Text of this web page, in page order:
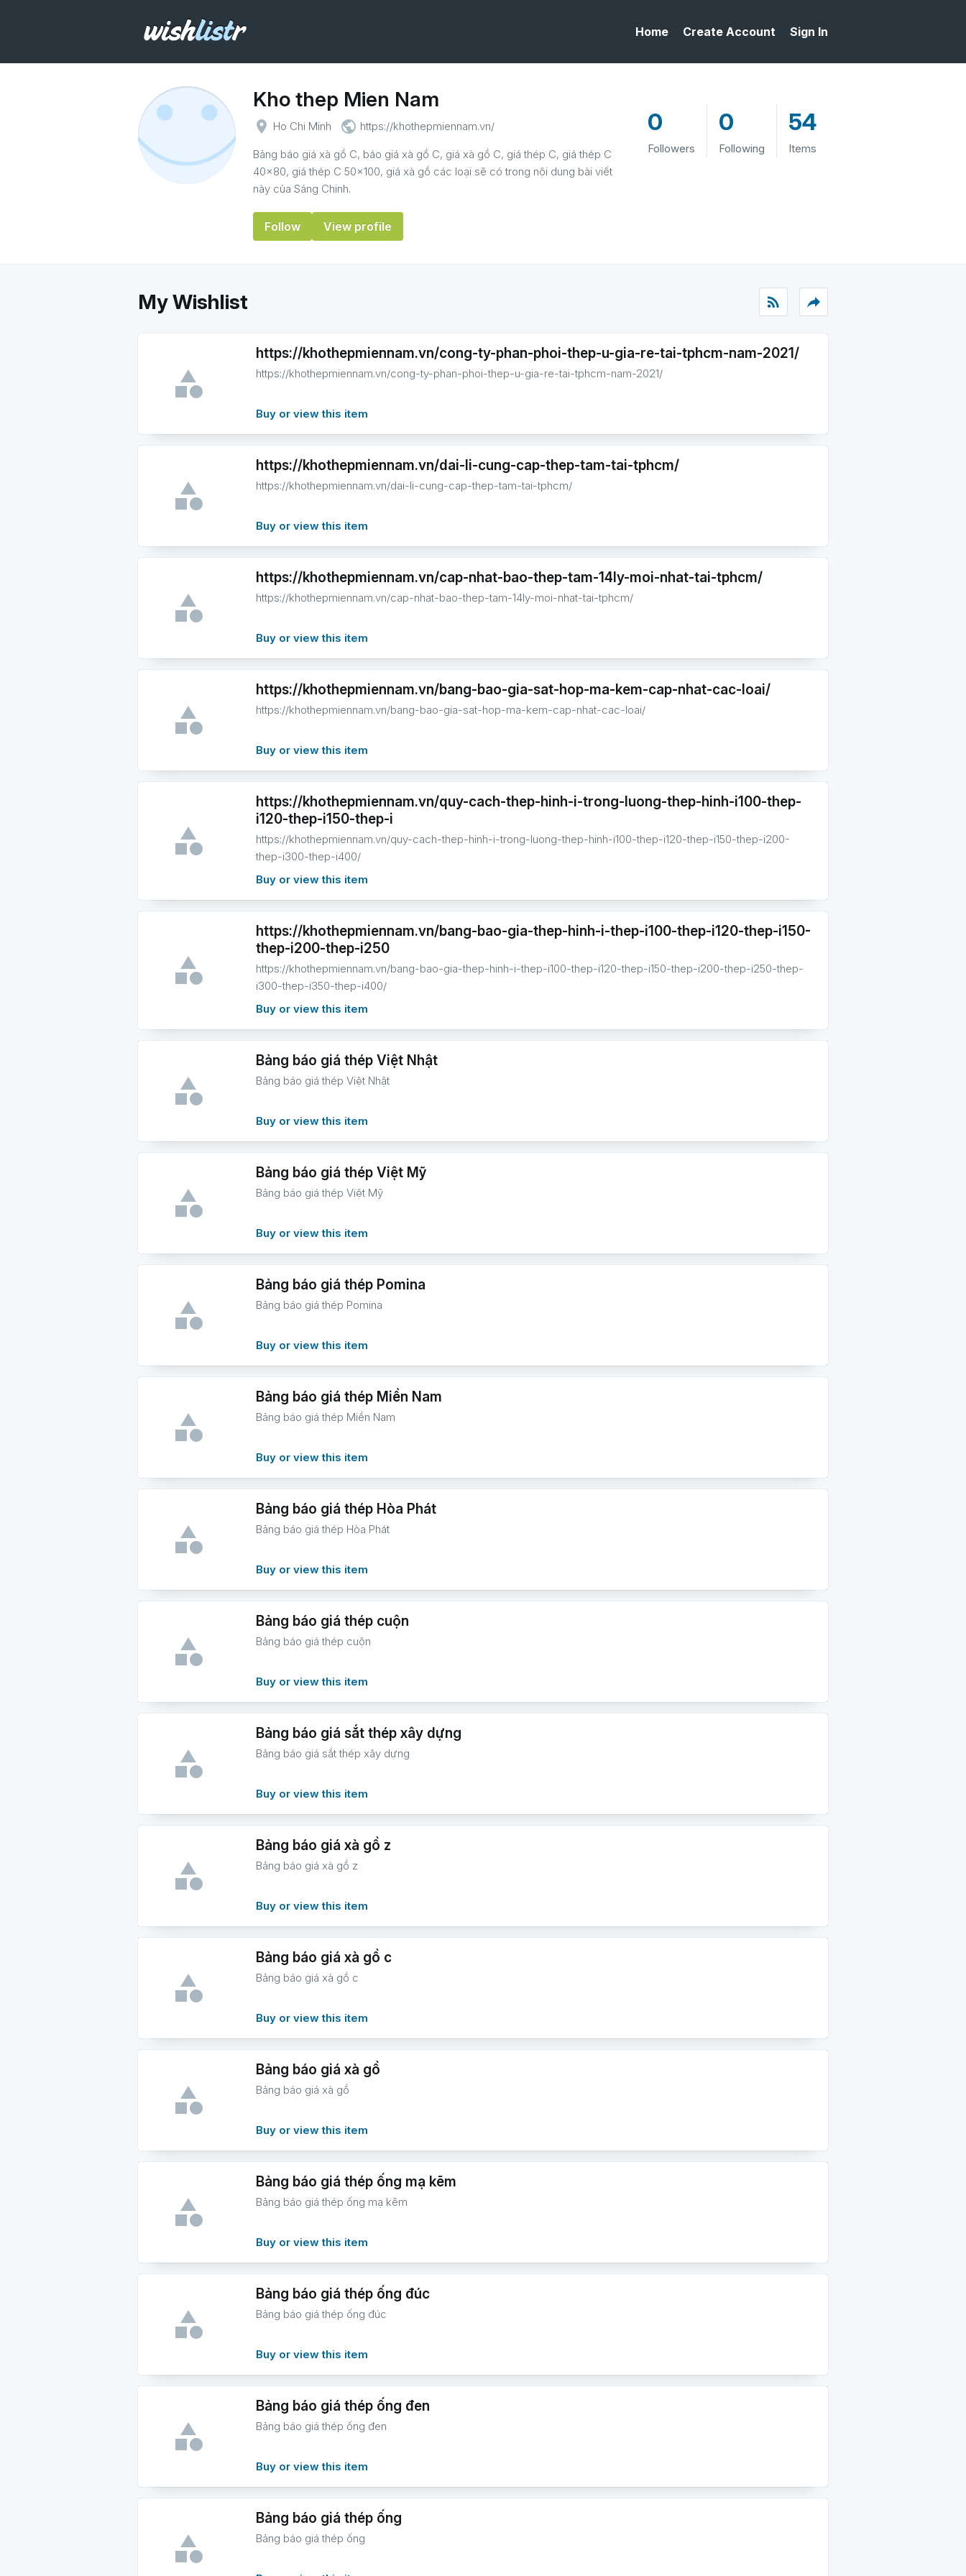
Home Create Account Sign In
Kho thep Mien Nam
place Ho Chi Minh public https://khothepmiennam.vn/
Bảng báo giá xà gồ C, báo giá xà gồ C, giá xà gồ C, giá thép C, giá thép C
40×80, giá thép C 50×100, giá xà gồ các loại sẽ có trong nội dung bài viết
này của Sáng Chinh.
Follow View profile
0
Followers
0
Following
54
Items
My Wishlist rss_feed reply
https://khothepmiennam.vn/cong-ty-phan-phoi-thep-u-gia-re-tai-tphcm-nam-2021/
https://khothepmiennam.vn/cong-ty-phan-phoi-thep-u-gia-re-tai-tphcm-nam-2021/
Buy or view this item
https://khothepmiennam.vn/dai-li-cung-cap-thep-tam-tai-tphcm/
https://khothepmiennam.vn/dai-li-cung-cap-thep-tam-tai-tphcm/
Buy or view this item
https://khothepmiennam.vn/cap-nhat-bao-thep-tam-14ly-moi-nhat-tai-tphcm/
https://khothepmiennam.vn/cap-nhat-bao-thep-tam-14ly-moi-nhat-tai-tphcm/
Buy or view this item
https://khothepmiennam.vn/bang-bao-gia-sat-hop-ma-kem-cap-nhat-cac-loai/
https://khothepmiennam.vn/bang-bao-gia-sat-hop-ma-kem-cap-nhat-cac-loai/
Buy or view this item
https://khothepmiennam.vn/quy-cach-thep-hinh-i-trong-luong-thep-hinh-i100-thep-
i120-thep-i150-thep-i
https://khothepmiennam.vn/quy-cach-thep-hinh-i-trong-luong-thep-hinh-i100-thep-i120-thep-i150-thep-i200-
thep-i300-thep-i400/
Buy or view this item
https://khothepmiennam.vn/bang-bao-gia-thep-hinh-i-thep-i100-thep-i120-thep-i150-
thep-i200-thep-i250
https://khothepmiennam.vn/bang-bao-gia-thep-hinh-i-thep-i100-thep-i120-thep-i150-thep-i200-thep-i250-thep-
i300-thep-i350-thep-i400/
Buy or view this item
Bảng báo giá thép Việt Nhật
Bảng báo giá thép Việt Nhật
Buy or view this item
Bảng báo giá thép Việt Mỹ
Bảng báo giá thép Việt Mỹ
Buy or view this item
Bảng báo giá thép Pomina
Bảng báo giá thép Pomina
Buy or view this item
Bảng báo giá thép Miền Nam
Bảng báo giá thép Miền Nam
Buy or view this item
Bảng báo giá thép Hòa Phát
Bảng báo giá thép Hòa Phát
Buy or view this item
Bảng báo giá thép cuộn
Bảng báo giá thép cuộn
Buy or view this item
Bảng báo giá sắt thép xây dựng
Bảng báo giá sắt thép xây dựng
Buy or view this item
Bảng báo giá xà gồ z
Bảng báo giá xà gồ z
Buy or view this item
Bảng báo giá xà gồ c
Bảng báo giá xà gồ c
Buy or view this item
Bảng báo giá xà gồ
Bảng báo giá xà gồ
Buy or view this item
Bảng báo giá thép ống mạ kẽm
Bảng báo giá thép ống mạ kẽm
Buy or view this item
Bảng báo giá thép ống đúc
Bảng báo giá thép ống đúc
Buy or view this item
Bảng báo giá thép ống đen
Bảng báo giá thép ống đen
Buy or view this item
Bảng báo giá thép ống
Bảng báo giá thép ống